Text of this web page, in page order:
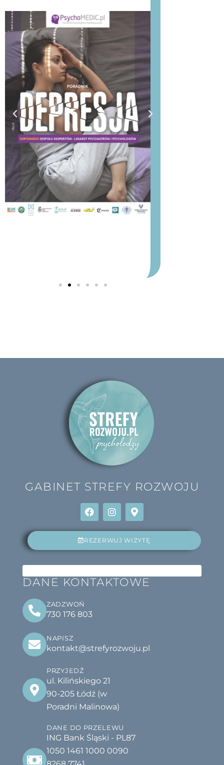
GABINET STREFY ROZWOJU
REZERWUJ WIZYTĘ
DANE KONTAKTOWE
ZADZWOŃ
730 176 803
NAPISZ
kontakt@strefyrozwoju.pl
PRZYJEDŹ
ul. Kilińskiego 21
90-205 Łódź (w
Poradni Malinowa)
DANE DO PRZELEWU
ING Bank Śląski - PL87
1050 1461 1000 0090